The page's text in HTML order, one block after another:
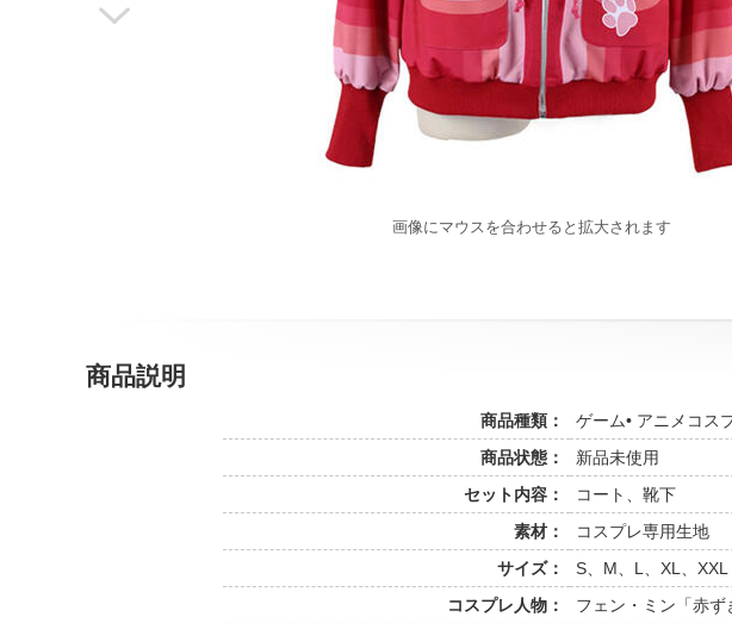

画像にマウスを合わせると拡大されます
商品説明
商品種類：
ゲーム• アニメコス
商品状態：
新品未使用
セット内容：
コート、靴下
素材：
コスプレ専用生地
サイズ：
S、M、L、XL、XXL
コスプレ人物：
フェン・ミン「赤ず